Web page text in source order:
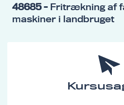
48685- Fritrækning af
maskiner i landbruget